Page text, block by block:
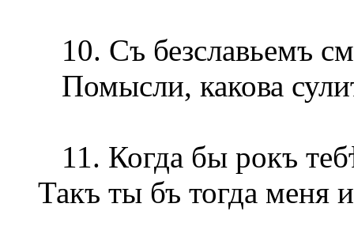
10. Съ безславьемъ
Помысли, какова
11. Когда бы рокъ
Такъ ты бъ тогда меня